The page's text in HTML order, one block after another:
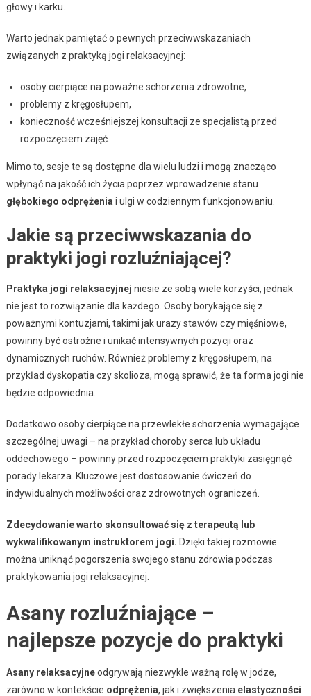
głowy i karku.
Warto jednak pamiętać o pewnych przeciwwskazaniach
związanych z praktyką jogi relaksacyjnej:
osoby cierpiące na poważne schorzenia zdrowotne,
problemy z kręgosłupem,
konieczność wcześniejszej konsultacji ze specjalistą przed
rozpoczęciem zajęć.
Mimo to, sesje te są dostępne dla wielu ludzi i mogą znacząco
wpłynąć na jakość ich życia poprzez wprowadzenie stanu
głębokiego odprężenia i ulgi w codziennym funkcjonowaniu.
Jakie są przeciwwskazania do
praktyki jogi rozluźniającej?
Praktyka jogi relaksacyjnej niesie ze sobą wiele korzyści, jednak
nie jest to rozwiązanie dla każdego. Osoby borykające się z
poważnymi kontuzjami, takimi jak urazy stawów czy mięśniowe,
powinny być ostrożne i unikać intensywnych pozycji oraz
dynamicznych ruchów. Również problemy z kręgosłupem, na
przykład dyskopatia czy skolioza, mogą sprawić, że ta forma jogi nie
będzie odpowiednia.
Dodatkowo osoby cierpiące na przewlekłe schorzenia wymagające
szczególnej uwagi – na przykład choroby serca lub układu
oddechowego – powinny przed rozpoczęciem praktyki zasięgnąć
porady lekarza. Kluczowe jest dostosowanie ćwiczeń do
indywidualnych możliwości oraz zdrowotnych ograniczeń.
Zdecydowanie warto skonsultować się z terapeutą lub
wykwalifikowanym instruktorem jogi. Dzięki takiej rozmowie
można uniknąć pogorszenia swojego stanu zdrowia podczas
praktykowania jogi relaksacyjnej.
Asany rozluźniające –
najlepsze pozycje do praktyki
Asany relaksacyjneodgrywają niezwykle ważną rolę w jodze,
zarówno w kontekście odprężenia, jak i zwiększenia elastyczności